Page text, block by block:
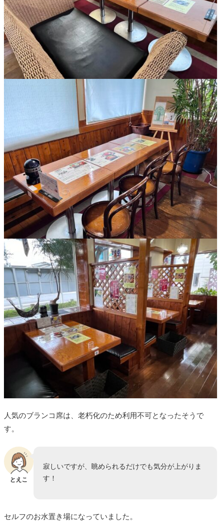
人気のブランコ席は、老朽化のため利用不可となったそうで
す。
とえこ
寂しいですが、眺められるだけでも気分が上がりま
す！
セルフのお水置き場になっていました。